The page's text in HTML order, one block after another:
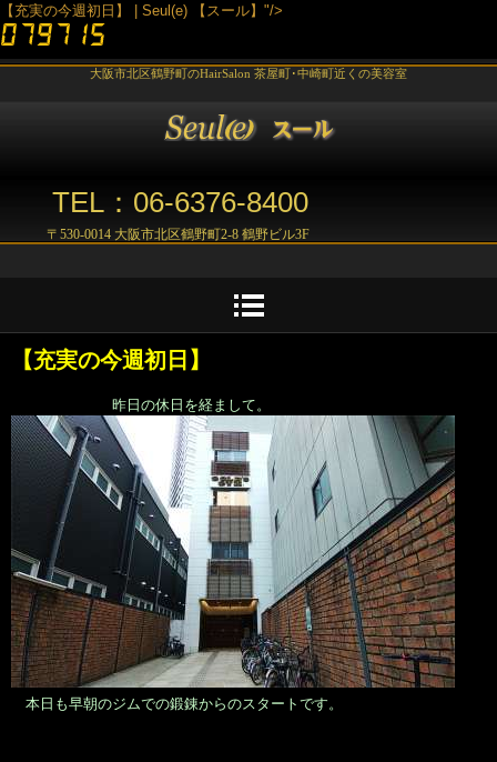
【充実の今週初日】 | Seul(e) 【スール】"/>
大阪市北区鶴野町のHairSalon 茶屋町･中崎町近くの美容室
TEL：06-6376-8400
〒530-0014 大阪市北区鶴野町2-8 鶴野ビル3F
【充実の今週初日】
昨日の休日を経まして。
本日も早朝のジムでの鍛錬からのスタートです。